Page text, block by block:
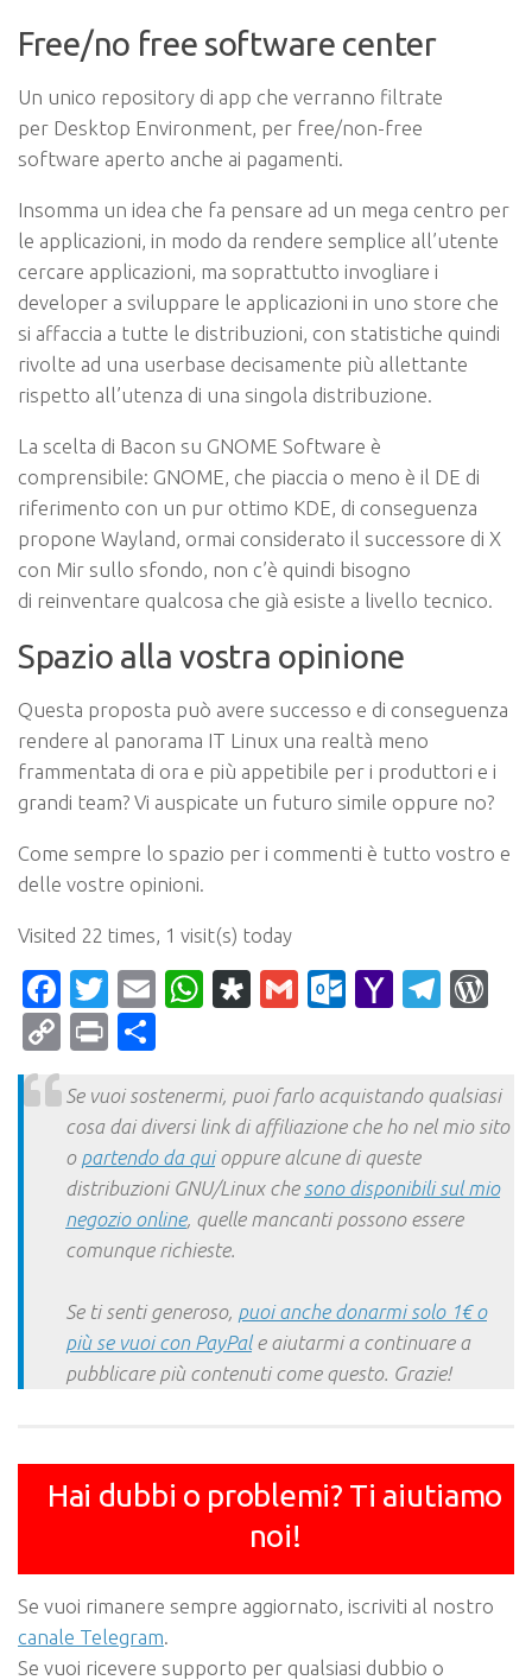
Free/no free software center
Un unico repository di app che verranno filtrate
per Desktop Environment, per free/non-free
software aperto anche ai pagamenti.
Insomma un idea che fa pensare ad un mega centro per
le applicazioni, in modo da rendere semplice all’utente
cercare applicazioni, ma soprattutto invogliare i
developer a sviluppare le applicazioni in uno store che
si affaccia a tutte le distribuzioni, con statistiche quindi
rivolte ad una userbase decisamente più allettante
rispetto all’utenza di una singola distribuzione.
La scelta di Bacon su GNOME Software è
comprensibile: GNOME, che piaccia o meno è il DE di
riferimento con un pur ottimo KDE, di conseguenza
propone Wayland , ormai considerato il successore di X
con Mir sullo sfondo, non c’è quindi bisogno
di reinventare qualcosa che già esiste a livello tecnico.
Spazio alla vostra opinione
Questa proposta può avere successo e di conseguenza
rendere al panorama IT Linux una realtà meno
frammentata di ora e più appetibile per i produttori e i
grandi team? Vi auspicate un futuro simile oppure no?
Come sempre lo spazio per i commenti è tutto vostro e
delle vostre opinioni.
Visited 22 times, 1 visit(s) today
Facebook
Twitter
EmailWhatsApp
Diaspora
Gmail Yahoo
CopyPrint
Se vuoi sostenermi, puoi farlo acquistando qualsiasi
cosa dai diversi link di affiliazione che ho nel mio sito
o partendo da quioppure alcune di queste
distribuzioni GNU/Linux che sono disponibili sul mio
negozio online, quelle mancanti possono essere
comunque richieste.
Se ti senti generoso, puoi anche donarmi solo 1€ o
più se vuoi con PayPale aiutarmi a continuare a
pubblicare più contenuti come questo. Grazie!
Hai dubbi o problemi? Ti aiutiamo
noi!
Se vuoi rimanere sempre aggiornato, iscriviti al nostro
canale Telegram
Se vuoi ricevere supporto per qualsiasi dubbio o